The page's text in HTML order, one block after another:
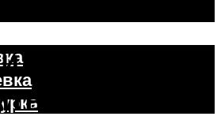
самому
счетчик на